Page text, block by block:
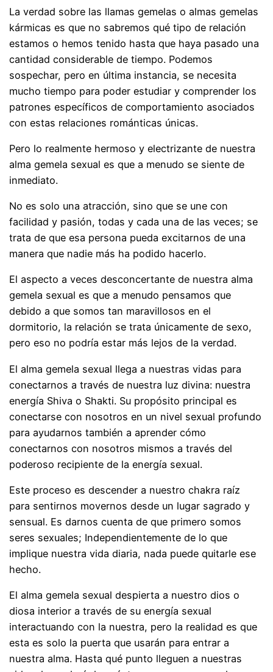
La verdad sobre las llamas gemelas o almas gemelas
kármicas es que no sabremos qué tipo de relación
estamos o hemos tenido hasta que haya pasado una
cantidad considerable de tiempo. Podemos
sospechar, pero en última instancia, se necesita
mucho tiempo para poder estudiar y comprender los
patrones específicos de comportamiento asociados
con estas relaciones románticas únicas.
Pero lo realmente hermoso y electrizante de nuestra
alma gemela sexual es que a menudo se siente de
inmediato.
No es solo una atracción, sino que se une con
facilidad y pasión, todas y cada una de las veces; se
trata de que esa persona pueda excitarnos de una
manera que nadie más ha podido hacerlo.
El aspecto a veces desconcertante de nuestra alma
gemela sexual es que a menudo pensamos que
debido a que somos tan maravillosos en el
dormitorio, la relación se trata únicamente de sexo,
pero eso no podría estar más lejos de la verdad.
El alma gemela sexual llega a nuestras vidas para
conectarnos a través de nuestra luz divina: nuestra
energía Shiva o Shakti. Su propósito principal es
conectarse con nosotros en un nivel sexual profundo
para ayudarnos también a aprender cómo
conectarnos con nosotros mismos a través del
poderoso recipiente de la energía sexual.
Este proceso es descender a nuestro chakra raíz
para sentirnos movernos desde un lugar sagrado y
sensual. Es darnos cuenta de que primero somos
seres sexuales; Independientemente de lo que
implique nuestra vida diaria, nada puede quitarle ese
hecho.
El alma gemela sexual despierta a nuestro dios o
diosa interior a través de su energía sexual
interactuando con la nuestra, pero la realidad es que
esta es solo la puerta que usarán para entrar a
nuestra alma. Hasta qué punto lleguen a nuestras